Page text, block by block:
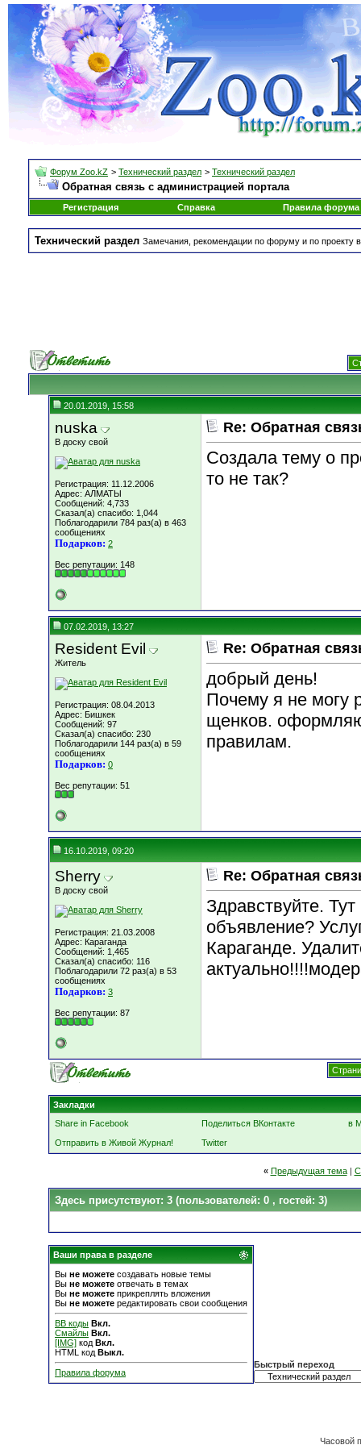
Форум Zoo.kZ > Технический раздел > Технический раздел
Обратная связь с администрацией портала
Регистрация Справка Правила форума
Технический раздел Замечания, рекомендации по форуму и по проекту
20.01.2019, 15:58
nuska
В доску свой
Регистрация: 11.12.2006
Адрес: АЛМАТЫ
Сообщений: 4,733
Сказал(а) спасибо: 1,044
Поблагодарили 784 раз(а) в 463
сообщениях
Подарков: 2
Вес репутации: 148
Re: Обратная
Создала тему о
то не так?
07.02.2019, 13:27
Resident Evil
Житель
Регистрация: 08.04.2013
Адрес: Бишкек
Сообщений: 97
Сказал(а) спасибо: 230
Поблагодарили 144 раз(а) в 59
сообщениях
Подарков: 0
Вес репутации: 51
Re: Обратная
добрый день!
Почему я не могу
щенков.
правилам.
16.10.2019, 09:20
Sherry
В доску свой
Регистрация: 21.03.2008
Адрес: Караганда
Сообщений: 1,465
Сказал(а) спасибо: 116
Поблагодарили 72 раз(а) в 53
сообщениях
Подарков: 3
Вес репутации: 87
Re: Обратная
Здравствуйте.
объявление?
Караганде.
Закладки
Share in Facebook
Поделиться ВКонтакте
в
Отправить в Живой Журнал!
Twitter
« Предыдущая тема|
Здесь присутствуют: 3 (пользователей: 0 , гостей: 3)
Ваши права в разделе
Вы не можете создавать новые темы
Вы не можете отвечать в темах
Вы не можете прикреплять вложения
Вы не можете редактировать свои сообщения
BB коды Вкл.
Смайлы Вкл.
[IMG] код Вкл.
HTML код Выкл.
Правила форума
Быстрый переход
Часовой